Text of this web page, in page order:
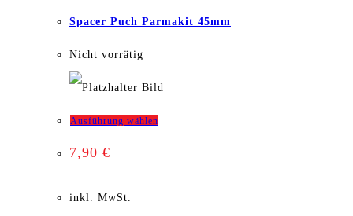
Spacer Puch Parmakit 45mm
Nicht vorrätig
Ausführung wählen
7,90 €
inkl. MwSt.